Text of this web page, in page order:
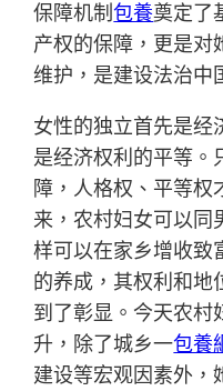
保障机制包養奠定了
产权的保障，更是对
维护，是建设法治中
女性的独立首先是经
是经济权利的平等。
障，人格权、平等权
来，农村妇女可以同
样可以在家乡增收致
的养成，其权利和地
到了彰显。今天农村
升，除了城乡一包養
建设等宏观因素外，